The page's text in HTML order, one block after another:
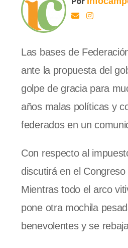
Las bases de
ante la propuesta del
golpe de gracia para
años malas políticas y
federados en un
Con respecto al
discutirá en el
Mientras todo el arco
pone otra mochila
benevolentes y se